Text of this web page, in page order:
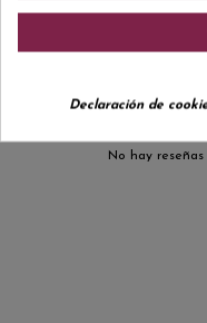
No hay
Declaración de